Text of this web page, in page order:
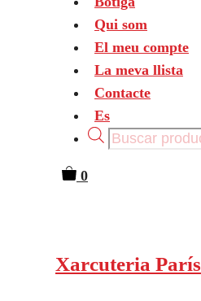
Qui som
El meu compte
La meva llista
Contacte
Es
Products
0
Xarcuteria París